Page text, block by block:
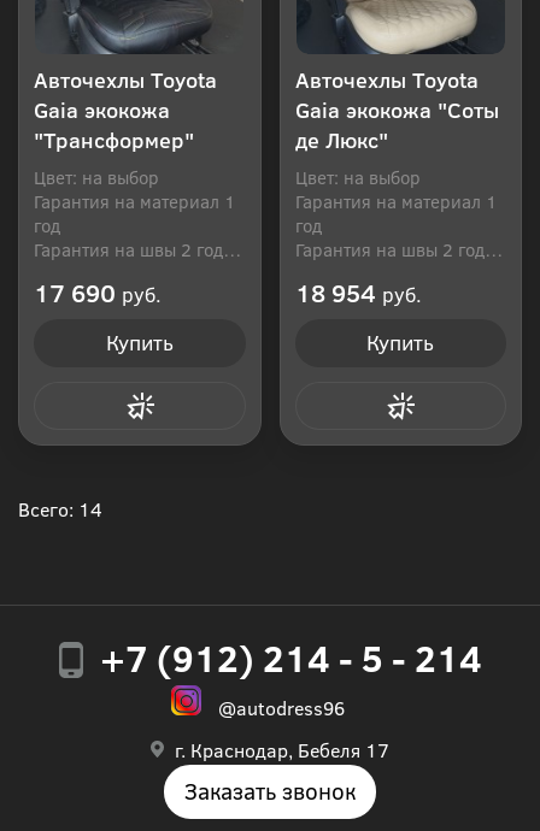
Авточехлы Toyota
Gaia экокожа
"Трансформер"
Цвет: на выбор
Гарантия на материал 1
год
Гарантия на швы 2 года
17 690 руб.
Купить
Авточехлы Toyota
Gaia экокожа "Соты
де Люкс"
Цвет: на выбор
Гарантия на материал 1
год
Гарантия на швы 2 года
18 954 руб.
Купить
Всего: 14
+7 (912) 214 - 5 - 214
@autodress96
г. Краснодар, Бебеля 17
Заказать звонок